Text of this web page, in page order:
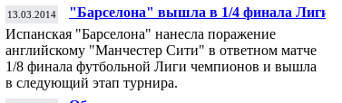
13.03.2014
"Барселона" вышла в 1/4 финала Лиги
чемпионов, снова одолев "Ман Сити"
Испанская "Барселона" нанесла поражение
английскому "Манчестер Сити" в ответном матче
1/8 финала футбольной Лиги чемпионов и вышла
в следующий этап турнира.